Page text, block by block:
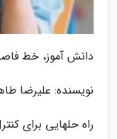
دانش آموز، خط
نویسنده: علیرضا
راه حلهایی برای